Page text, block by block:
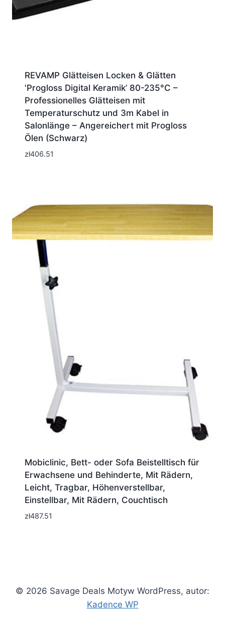
REVAMP Glätteisen Locken & Glätten
'Progloss Digital Keramik’ 80-235°C –
Professionelles Glätteisen mit
Temperaturschutz und 3m Kabel in
Salonlänge – Angereichert mit Progloss
Ölen (Schwarz)
zł406.51
Mobiclinic, Bett- oder Sofa Beistelltisch für
Erwachsene und Behinderte, Mit Rädern,
Leicht, Tragbar, Höhenverstellbar,
Einstellbar, Mit Rädern, Couchtisch
zł487.51
© 2026 Savage Deals Motyw WordPress, autor:
Kadence WP